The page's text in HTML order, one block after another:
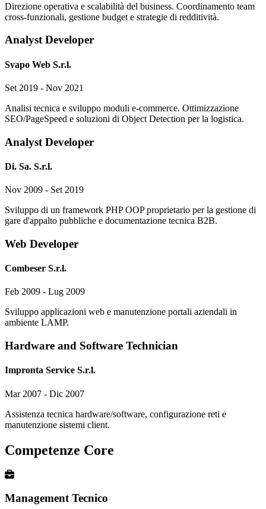
Direzione operativa e scalabilità del business. Coordinamento team
cross-funzionali, gestione budget e strategie di redditività.
Analyst Developer
Svapo Web S.r.l.
Set 2019 - Nov 2021
Analisi tecnica e sviluppo moduli e-commerce. Ottimizzazione
SEO/PageSpeed e soluzioni di Object Detection per la logistica.
Analyst Developer
Di. Sa. S.r.l.
Nov 2009 - Set 2019
Sviluppo di un framework PHP OOP proprietario per la gestione di
gare d'appalto pubbliche e documentazione tecnica B2B.
Web Developer
Combeser S.r.l.
Feb 2009 - Lug 2009
Sviluppo applicazioni web e manutenzione portali aziendali in
ambiente LAMP.
Hardware and Software Technician
Impronta Service S.r.l.
Mar 2007 - Dic 2007
Assistenza tecnica hardware/software, configurazione reti e
manutenzione sistemi client.
Competenze Core
Management Tecnico